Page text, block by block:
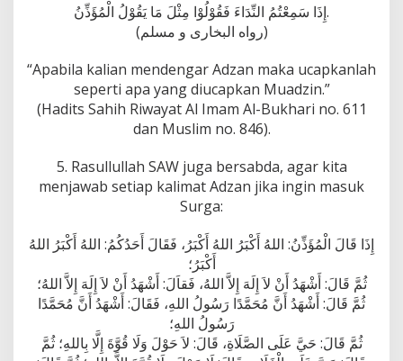
إِذَا سَمِعْتُمُ النِّدَاءَ فَقُوْلُوْا مِثْلَ مَا يَقُوْلُ الْمُؤَذِّنُ.
(رواه البخارى و مسلم)
“Apabila kalian mendengar Adzan maka ucapkanlah
seperti apa yang diucapkan Muadzin.”
(Hadits Sahih Riwayat Al Imam Al-Bukhari no. 611
dan Muslim no. 846).
5. Rasullullah SAW juga bersabda, agar kita
menjawab setiap kalimat Adzan jika ingin masuk
Surga:
إِذَا قَالَ الْمُؤَذِّنُ: اللهُ أَكْبَرُ اللهُ أَكْبَرُ، فَقَالَ أَحَدُكُمُ: اللهُ أَكْبَرُ اللهُ
أَكْبَرُ؛
ثُمَّ قَالَ: أَشْهَدُ أَنْ لاَ إِلَهَ إِلاَّ اللهُ، فَقاَلَ: أَشْهَدُ أَنْ لاَ إِلَهَ إِلاَّ اللهُ؛
ثُمَّ قَالَ: أَشْهَدُ أَنَّ مُحَمَّدًا رَسُولُ اللهِ، فَقَالَ: أَشْهَدُ أَنَّ مُحَمَّدًا
رَسُولُ اللهِ؛
ثُمَّ قَالَ: حَيَّ عَلَى الصَّلَاةِ، قَالَ: لاَ حَوْلَ وَلَا قُوَّةَ إِلَّا بِاللهِ؛ ثُمَّ